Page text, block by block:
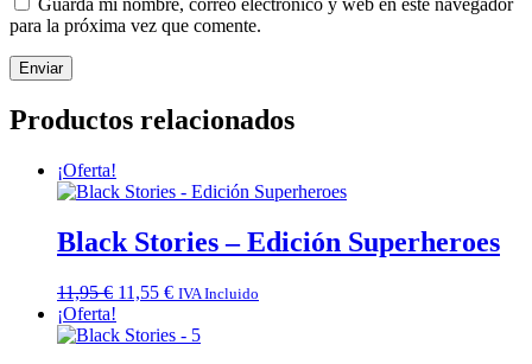
Guarda mi nombre, correo electrónico y web en este navegador
para la próxima vez que comente.
Productos relacionados
¡Oferta!
Black Stories – Edición Superheroes
11,95€ El
original
11,55 €El
actual
IVA Incluido
¡Oferta!